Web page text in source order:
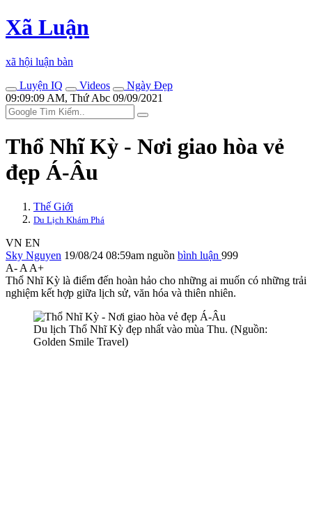
Xã Luận
xã hội luận bàn
Luyện IQ
Videos
Ngày Đẹp
09:09:09 AM, Thứ Abc 09/09/2021
Thổ Nhĩ Kỳ - Nơi giao hòa vẻ
đẹp Á-Âu
Thế Giới
Du Lịch Khám Phá
VN EN
Sky Nguyen 19/08/24 08:59am nguồn bình luận 999
A- A A+
Thổ Nhĩ Kỳ là điểm đến hoàn hảo cho những ai muốn có những trải
nghiệm kết hợp giữa lịch sử, văn hóa và thiên nhiên.
Du lịch Thổ Nhĩ Kỳ đẹp nhất vào mùa Thu. (Nguồn:
Golden Smile Travel)